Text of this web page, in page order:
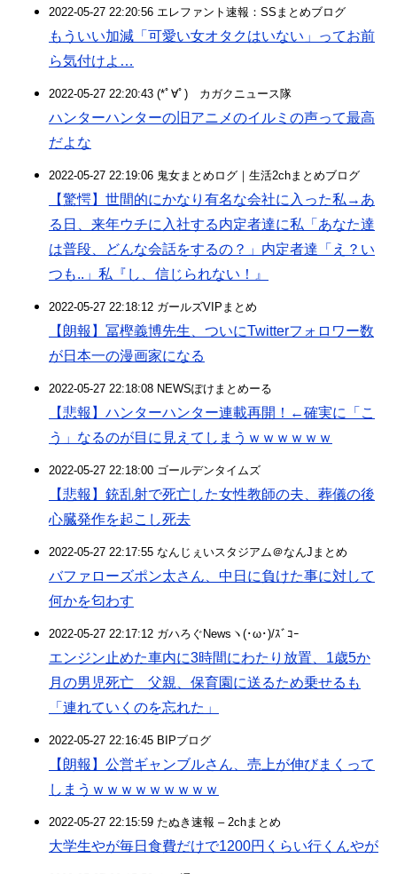
2022-05-27 22:20:56 エレファント速報：SSまとめブログ
もういい加減「可愛い女オタクはいない」ってお前
ら気付けよ…
2022-05-27 22:20:43 (*ﾟ∀ﾟ)ゞカガクニュース隊
ハンターハンターの旧アニメのイルミの声って最高
だよな
2022-05-27 22:19:06 鬼女まとめログ｜生活2chまとめブログ
【驚愕】世間的にかなり有名な会社に入った私→あ
る日、来年ウチに入社する内定者達に私「あなた達
は普段、どんな会話をするの？」内定者達「え？い
つも..」私『し、信じられない！』
2022-05-27 22:18:12 ガールズVIPまとめ
【朗報】冨樫義博先生、ついにTwitterフォロワー数
が日本一の漫画家になる
2022-05-27 22:18:08 NEWSぽけまとめーる
【悲報】ハンターハンター連載再開！←確実に「こ
う」なるのが目に見えてしまうｗｗｗｗｗｗ
2022-05-27 22:18:00 ゴールデンタイムズ
【悲報】銃乱射で死亡した女性教師の夫、葬儀の後
心臓発作を起こし死去
2022-05-27 22:17:55 なんじぇいスタジアム＠なんJまとめ
バファローズポン太さん、中日に負けた事に対して
何かを匂わす
2022-05-27 22:17:12 ガハろぐNewsヽ(･ω･)/ｽﾞｺｰ
エンジン止めた車内に3時間にわたり放置、1歳5か
月の男児死亡 父親、保育園に送るため乗せるも
「連れていくのを忘れた」
2022-05-27 22:16:45 BIPブログ
【朗報】公営ギャンブルさん、売上が伸びまくって
しまうｗｗｗｗｗｗｗｗｗ
2022-05-27 22:15:59 たぬき速報 – 2chまとめ
大学生やが毎日食費だけで1200円くらい行くんやが